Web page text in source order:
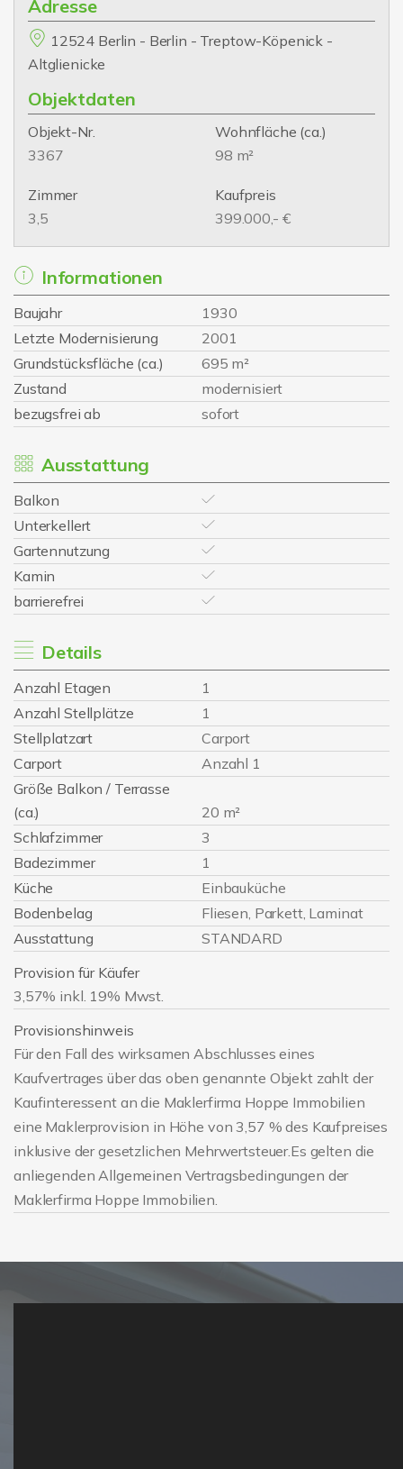
Adresse
12524 Berlin - Berlin - Treptow-Köpenick -
Altglienicke
Objektdaten
Objekt-Nr.
3367
Wohnfläche (ca.)
98 m²
Zimmer
3,5
Kaufpreis
399.000,- €
Informationen
Baujahr
1930
Letzte Modernisierung
2001
Grundstücksfläche (ca.)
695 m²
Zustand
modernisiert
bezugsfrei ab
sofort
Ausstattung
Balkon
Unterkellert
Gartennutzung
Kamin
barrierefrei
Details
Anzahl Etagen
1
Anzahl Stellplätze
1
Stellplatzart
Carport
Carport
Anzahl 1
Größe Balkon / Terrasse
(ca.)
20 m²
Schlafzimmer
3
Badezimmer
1
Küche
Einbauküche
Bodenbelag
Fliesen, Parkett, Laminat
Ausstattung
STANDARD
Provision für Käufer
3,57% inkl. 19% Mwst.
Provisionshinweis
Für den Fall des wirksamen Abschlusses eines
Kaufvertrages über das oben genannte Objekt zahlt der
Kaufinteressent an die Maklerfirma Hoppe Immobilien
eine Maklerprovision in Höhe von 3,57 % des Kaufpreises
inklusive der gesetzlichen Mehrwertsteuer.Es gelten die
anliegenden Allgemeinen Vertragsbedingungen der
Maklerfirma Hoppe Immobilien.